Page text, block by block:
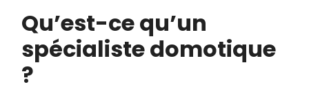
Qu’est-ce qu’un
spécialiste domotique
?